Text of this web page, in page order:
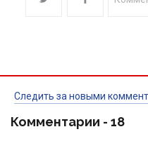
Следить за новыми
Комментарии - 18